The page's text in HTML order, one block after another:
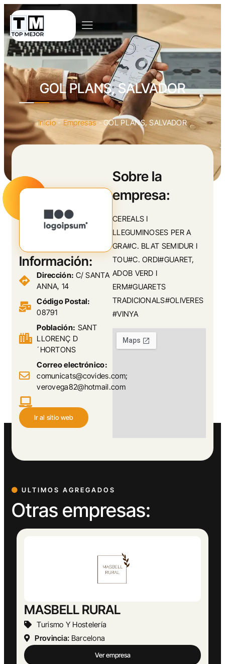
GOL PLANS, SALVADOR
Inicio-Empresas-GOL PLANS, SALVADOR
Sobre la
empresa:
CEREALS I
LLEGUMINOSES PER A
GRA#C. BLAT SEMIDUR I
TOU#C. ORDI#GUARET,
ADOB VERD I
ERM#GUARETS
TRADICIONALS#OLIVERES
#VINYA
Información:
Dirección: C/ SANTA
ANNA, 14
Código Postal:
08791
Población: SANT
LLORENÇ D
´HORTONS
Correo electrónico:
comunicats@covides.com;
verovega82@hotmail.com
Ir al sitio web
ULTIMOS AGREGADOS
Otras empresas: